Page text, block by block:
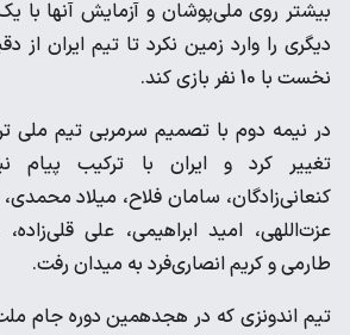
بیشتر روی ملی‌پوشان و آزمایش آنها با
نخست با 10 نفر بازی کند.
در نیمه دوم با تصمیم سرمربی تیم ملی
تغییر کرد و ایران با ترکیب پیام
کنعانی‌زادگان، سامان فلاح، میلاد
عزت‌اللهی، امید ابراهیمی، علی
طارمی و کریم انصاری‌فرد به میدان رفت.
تیم اندونزی که در هجدهمین دوره جام